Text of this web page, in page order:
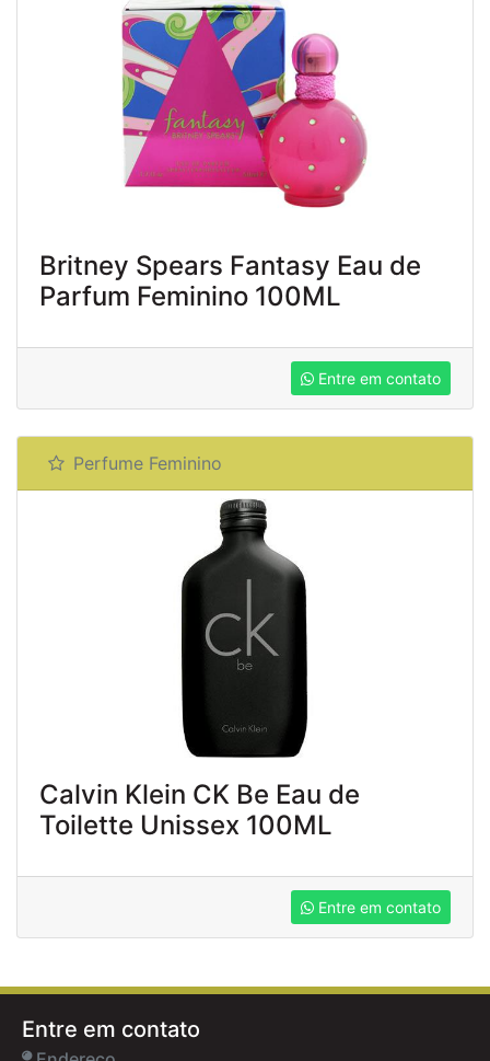
Britney Spears Fantasy Eau de
Parfum Feminino 100ML
Entre em contato
Perfume Feminino
Calvin Klein CK Be Eau de
Toilette Unissex 100ML
Entre em contato
Entre em contato